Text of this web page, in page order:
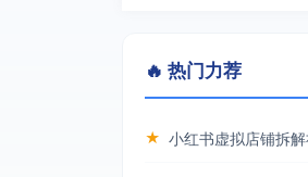
🔥 热门力荐
★